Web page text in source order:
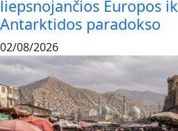
liepsnojančios Europos
Antarktidos paradokso
02/08/2026